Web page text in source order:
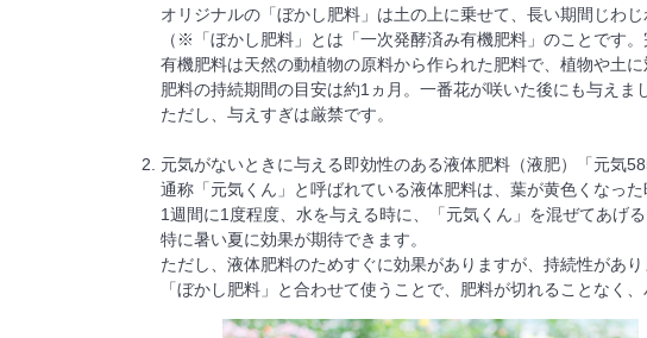
オリジナルの「ぼかし肥料」は土の上に乗せて、長い期間じわ
（※「ぼかし肥料」とは「一次発酵済み有機肥料」のことです
有機肥料は天然の動植物の原料から作られた肥料で、植物や土
肥料の持続期間の目安は約1ヵ月。一番花が咲いた後にも与えま
ただし、与えすぎは厳禁です。
元気がないときに与える即効性のある液体肥料（液肥）「元気
通称「元気くん」と呼ばれている液体肥料は、葉が黄色くなっ
1週間に1度程度、水を与える時に、「元気くん」を混ぜてあげる
特に暑い夏に効果が期待できます。
ただし、液体肥料のためすぐに効果がありますが、持続性があり
「ぼかし肥料」と合わせて使うことで、肥料が切れることなく